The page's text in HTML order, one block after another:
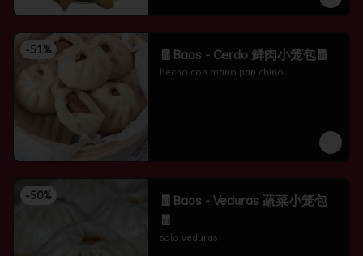
-51% 🧧Baos - Cerdo 鲜肉小笼包🧧
hecho con mano pan chino
-50%
🧧Baos - Veduras 蔬菜小笼包
solo veduras